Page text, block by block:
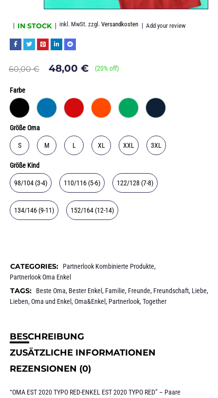
IN STOCK inkl. MwSt. zzgl. Versandkosten Add your review
60,00€ 48,00 € (20% off)
Farbe
Größe Oma
S M L XL XXL 3XL
Größe Kind
98/104 (3-4) 110/116 (5-6) 122/128 (7-8)
134/146 (9-11) 152/164 (12-14)
CATEGORIES: Partnerlook Kombinierte Produkte,
Partnerlook Oma Enkel
TAGS: Beste Oma, Bester Enkel , Familie, Freunde, Freundschaft, Liebe,
Lieben,Oma und Enkel ,Oma&Enkel , Partnerlook,Together
BESCHREIBUNG
ZUSÄTZLICHE INFORMATIONEN
REZENSIONEN (0)
“OMA EST 2020 TYPO RED-ENKEL EST 2020 TYPO RED” – Paare